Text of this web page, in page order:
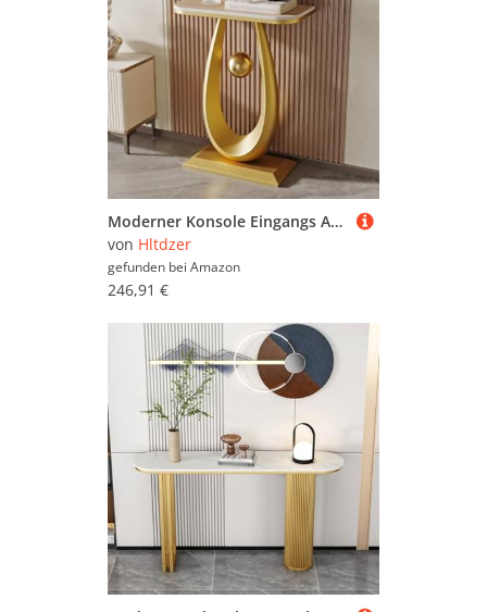
Moderner Konsole Eingangs Akzent Sofa Tisch mit Tröpfchenförmiger Basis und Kugelpendel Schmaler und Langer Akzent Tisch für Eingangshalle Hinter Dem Sofa(J,40 * 30 * 75CM/15.7 * 11.8 * 29.5IN)
von Hltdzer
gefunden bei Amazon
246,91 €